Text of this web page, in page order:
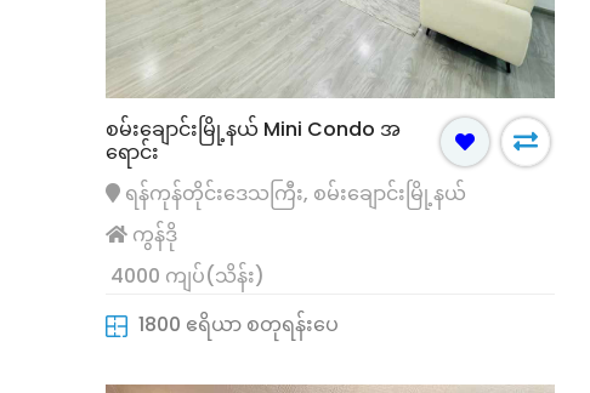
စမ်းချောင်းမြို့နယ် Mini Condo အ
ရောင်း
ရန်ကုန်တိုင်းဒေသကြီး, စမ်းချောင်းမြို့နယ်
ကွန်ဒို
4000 ကျပ်(သိန်း)
1800 ဧရိယာ စတုရန်းပေ